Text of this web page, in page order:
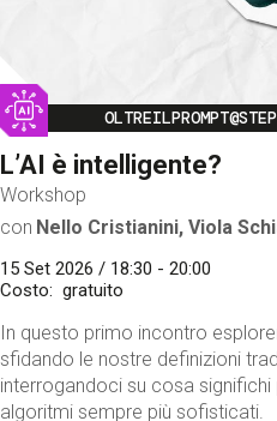
Image
OLTREILPROMPT@STEP
L’AI è intelligente?
Workshop
con Nello Cristianini, Viola
15 Set 2026 / 18:30 - 20:00
Costo
gratuito
In questo primo incontro
sfidando le nostre definizioni
interrogandoci su cosa significhi
algoritmi sempre più sofisticati.